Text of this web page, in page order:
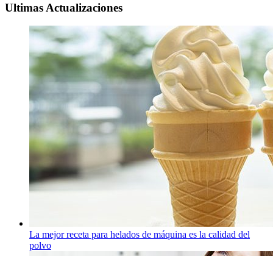
Ultimas Actualizaciones
La mejor receta para helados de máquina es la calidad del
polvo